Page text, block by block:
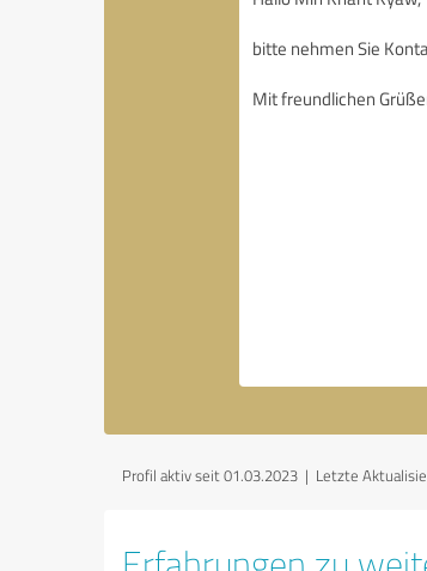
Profil aktiv seit 01.03.2023 | Letzte